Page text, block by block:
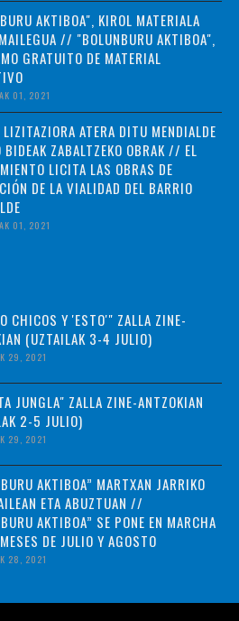
AKTIBOA", KIROL MATERIALA
// "BOLUNBURU AKTIBOA",
GRATUITO DE MATERIAL
01, 2021
LIZITAZIORA ATERA DITU MENDIALDE
BIDEAK ZABALTZEKO OBRAK // EL
LICITA LAS OBRAS DE
DE LA VIALIDAD DEL BARRIO
01, 2021
CHICOS Y 'ESTO'" ZALLA ZINE-
(UZTAILAK 3-4 JULIO)
29, 2021
JUNGLA" ZALLA ZINE-ANTZOKIAN
2-5 JULIO)
29, 2021
AKTIBOA” MARTXAN JARRIKO
ETA ABUZTUAN //
AKTIBOA” SE PONE EN MARCHA
DE JULIO Y AGOSTO
28, 2021